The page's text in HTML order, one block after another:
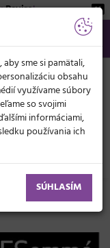
Beviro!
€
sme si pamätali,
obsahu
využívame súbory
so svojimi
informáciami,
používania ich
SÚHLASÍM